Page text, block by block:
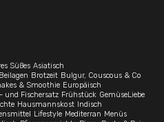
Süßes Asiatisch
Beilagen Brotzeit Bulgur, Couscous & Co
& Smoothie Europäisch
und Fischersatz Frühstück GemüseLiebe
Hausmannskost Indisch
Lifestyle Mediterran Menüs